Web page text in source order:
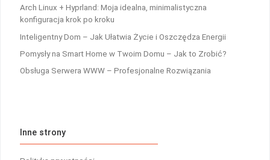
Arch Linux + Hyprland: Moja idealna, minimalistyczna
konfiguracja krok po kroku
Inteligentny Dom – Jak Ułatwia Życie i Oszczędza Energii
Pomysły na Smart Home w Twoim Domu – Jak to Zrobić?
Obsługa Serwera WWW – Profesjonalne Rozwiązania
Inne strony